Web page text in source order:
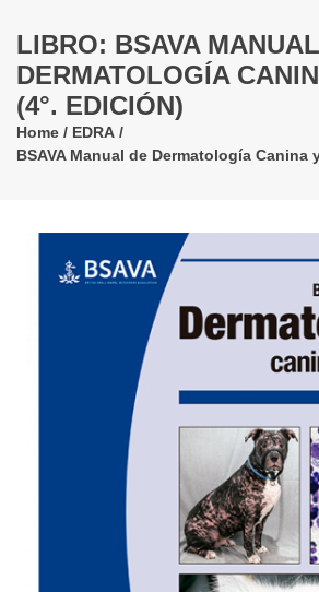
LIBRO: BSAVA
DERMATOLOGÍA
(4°. EDICIÓN)
Home / EDRA /
BSAVA Manual de Dermatología Canina